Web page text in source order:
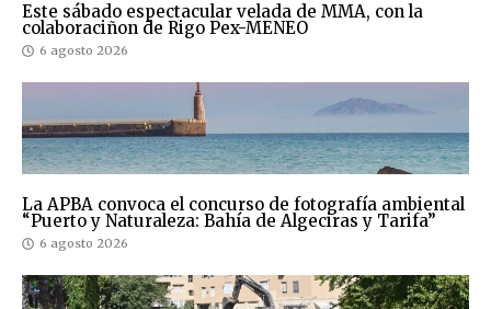
Este sábado espectacular velada de MMA, con la
colaboraciñon de Rigo Pex-MENEO
6 agosto 2026
La APBA convoca el concurso de fotografía ambiental
“Puerto y Naturaleza: Bahía de Algeciras y Tarifa”
6 agosto 2026